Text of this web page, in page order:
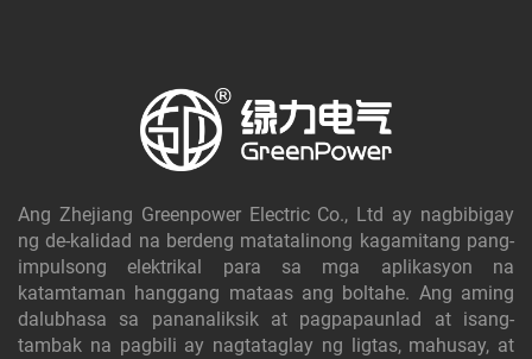
Ang Zhejiang Greenpower Electric Co., Ltd ay nagbibigay
ng de-kalidad na berdeng matatalinong kagamitang pang-
impulsong elektrikal para sa mga aplikasyon na
katamtaman hanggang mataas ang boltahe. Ang aming
dalubhasa sa pananaliksik at pagpapaunlad at isang-
tambak na pagbili ay nagtataglay ng ligtas, mahusay, at